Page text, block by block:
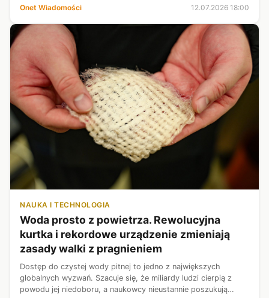
przeciwko Ukrainie.
Onet Wiadomości 12.07.2026 18:00
NAUKA I TECHNOLOGIA
Woda prosto z powietrza. Rewolucyjna
kurtka i rekordowe urządzenie zmieniają
zasady walki z pragnieniem
Dostęp do czystej wody pitnej to jedno z największych
globalnych wyzwań. Szacuje się, że miliardy ludzi cierpią z
powodu jej niedoboru, a naukowcy nieustannie poszukują